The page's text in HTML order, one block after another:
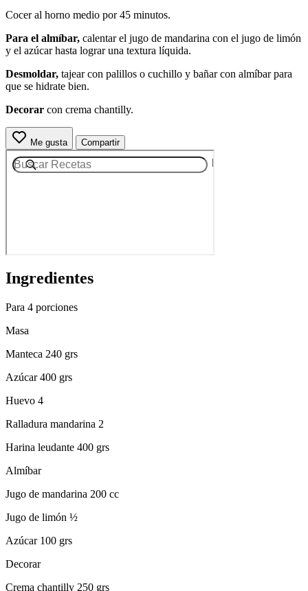
Cocer al horno medio por 45 minutos.
Para el almíbar, calentar el jugo de mandarina con el jugo de limón
y el azúcar hasta lograr una textura líquida.
Desmoldar, tajear con palillos o cuchillo y bañar con almíbar para
que se hidrate bien.
Decorar con crema chantilly.
Me gusta Compartir
Ingredientes
Para 4 porciones
Masa
Manteca 240 grs
Azúcar 400 grs
Huevo 4
Ralladura mandarina 2
Harina leudante 400 grs
Almíbar
Jugo de mandarina 200 cc
Jugo de limón ½
Azúcar 100 grs
Decorar
Crema chantilly 250 grs